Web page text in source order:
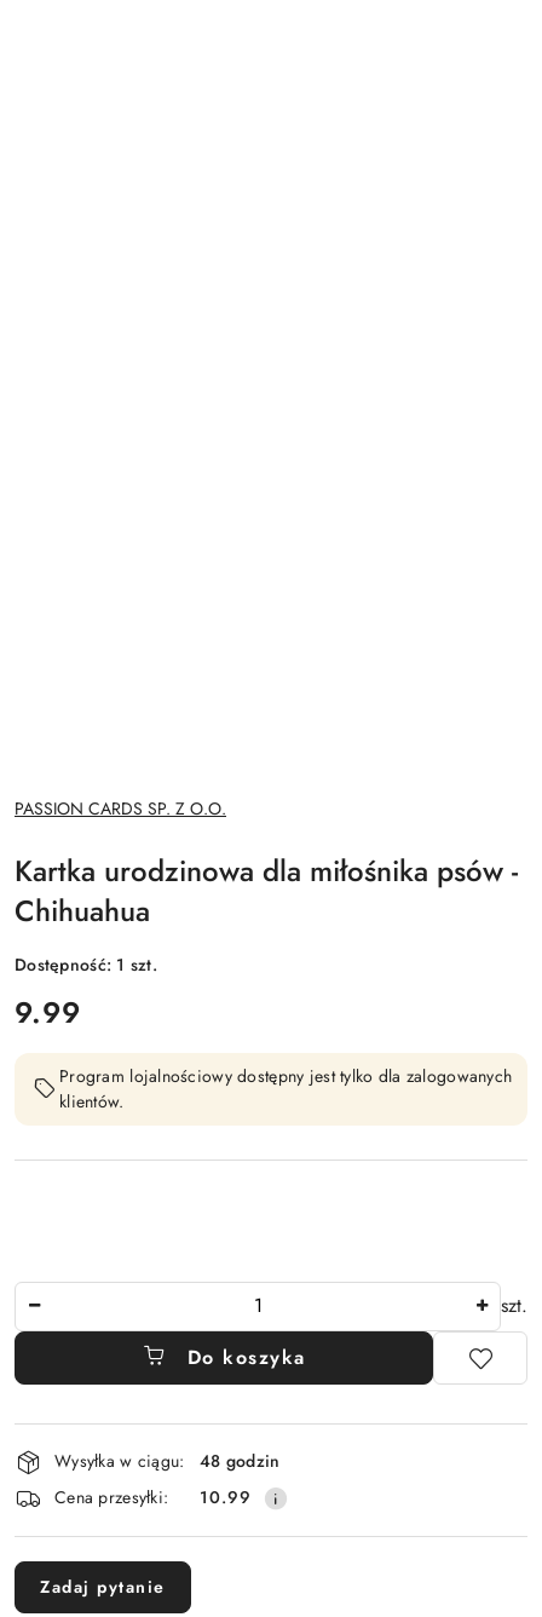
NAZWA
PRODUCENTA:
PASSION CARDS SP. Z O.O.
Kartka urodzinowa dla miłośnika psów -
Chihuahua
Dostępność: 1 szt.
cena:
9.99
Program lojalnościowy dostępny jest tylko dla zalogowanych
klientów.
szt.
Do koszyka
Dostępność
i
dostawa
Wysyłka w ciągu:
48 godzin
Cena przesyłki:
10.99
Zadaj pytanie